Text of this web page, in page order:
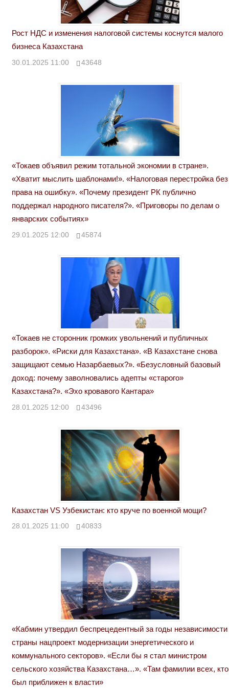
Рост НДС и изменения налоговой системы коснутся малого
бизнеса Казахстана
30.01.2025 11:00 43648
«Токаев объявил режим тотальной экономии в стране».
«Хватит мыслить шаблонами!». «Налоговая перестройка без
права на ошибку». «Почему президент РК публично
поддержал народного писателя?». «Приговоры по делам о
январских событиях»
29.01.2025 12:00 45874
«Токаев не сторонник громких увольнений и публичных
разборок». «Риски для Казахстана». «В Казахстане снова
защищают семью Назарбаевых?». «Безусловный базовый
доход: почему заволновались адепты «старого»
Казахстана?». «Эхо кровавого Кантара»
28.01.2025 12:00 43496
Казахстан VS Узбекистан: кто круче по военной мощи?
28.01.2025 11:00 40833
«Кабмин утвердил беспрецедентный за годы независимости
страны нацпроект модернизации энергетического и
коммунального секторов». «Если бы я стал министром
сельского хозяйства Казахстана…». «Там фамилии всех, кто
был приближен к власти»